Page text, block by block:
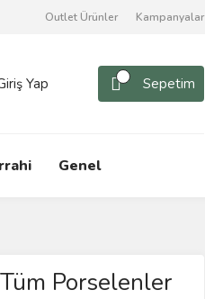
Outlet Ürünler Kampanyalar
Yap Sepetim
Genel
Porselenler